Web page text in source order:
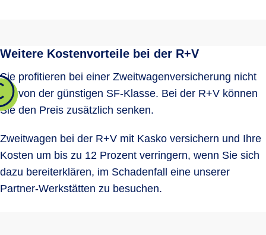
Weitere Kostenvorteile bei der R+V
Sie profitieren bei einer Zweitwagenversicherung nicht
nur von der günstigen SF-Klasse. Bei der R+V können
Sie den Preis zusätzlich senken.
Zweitwagen bei der R+V mit Kasko versichern und Ihre
Kosten um bis zu 12 Prozent verringern, wenn Sie sich
dazu bereiterklären, im Schadenfall eine unserer
Partner-Werkstätten zu besuchen.